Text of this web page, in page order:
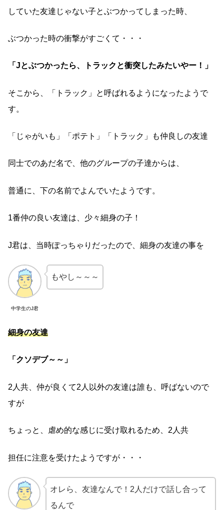
していた友達じゃない子とぶつかってしまった時、
ぶつかった時の衝撃がすごくて・・・
「Jとぶつかったら、トラックと衝突したみたいやー！」
そこから、「トラック」と呼ばれるようになったようで
す。
「じゃがいも」「ポテト」「トラック」も仲良しの友達
同士でのあだ名で、他のグループの子達からは、
普通に、下の名前でよんでいたようです。
1番仲の良い友達は、少々細身の子！
J君は、当時ぽっちゃりだったので、細身の友達の事を
中学生のJ君
もやし～～～
細身の友達
「クソデブ～～」
2人共、仲が良くて2人以外の友達は誰も、呼ばないので
すが
ちょっと、虐め的な感じに受け取れるため、2人共
担任に注意を受けたようですが・・・
オレら、友達なんで！2人だけで話し合って
るんで